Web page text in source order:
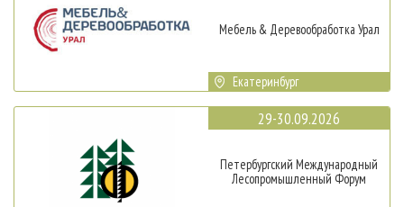
Мебель & Деревообработка Урал
Екатеринбург
29-30.09.2026
Петербургский Международный
Лесопромышленный Форум